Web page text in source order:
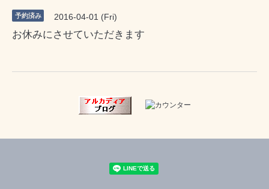
予約済み 2016-04-01 (Fri)
お休みにさせていただきます